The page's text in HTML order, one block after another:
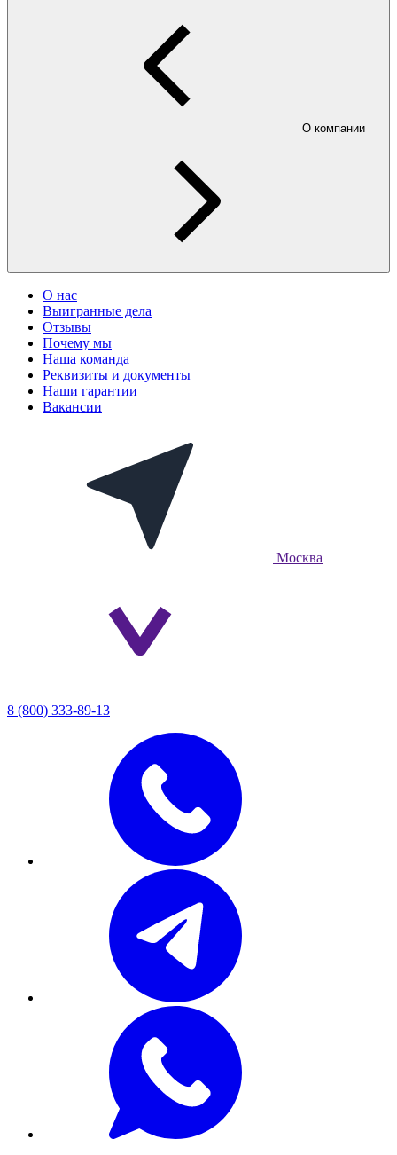
О компании
О нас
Выигранные дела
Отзывы
Почему мы
Наша команда
Реквизиты и документы
Наши гарантии
Вакансии
Москва
8 (800) 333-89-13